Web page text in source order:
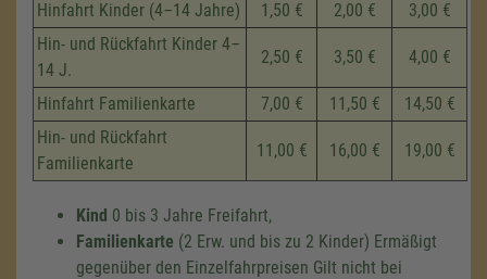
Hinfahrt Kinder (4–14 Jahre) 1,50 € 2,00 €
3,00 €
Hin- und Rückfahrt Kinder 4–
14 J.
2,50 € 3,50 € 4,00 €
Hinfahrt Familienkarte 7,00 € 11,50 €
14,50 €
Hin- und Rückfahrt
Familienkarte
11,00 € 16,00 € 19,00 €
Kind 0 bis 3 Jahre Freifahrt,
Familienkarte (2 Erw. und bis zu 2 Kinder) Ermäßigt
gegenüber den Einzelfahrpreisen Gilt nicht bei